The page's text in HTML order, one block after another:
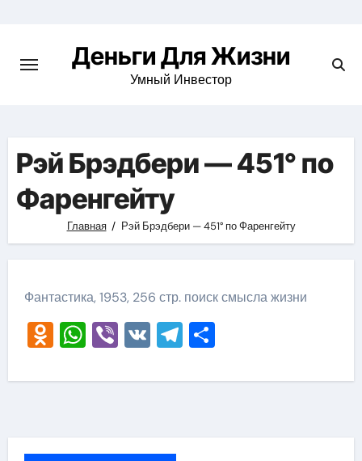
содержимомуДеньги Для Жизни
Умный Инвестор
Рэй Брэдбери — 451° по
Фаренгейту
Главная Рэй Брэдбери — 451° по Фаренгейту
Фантастика, 1953, 256 стр. поиск смысла жизни
Odnoklassniki
WhatsApp
Viber
VKTelegram
Отправить